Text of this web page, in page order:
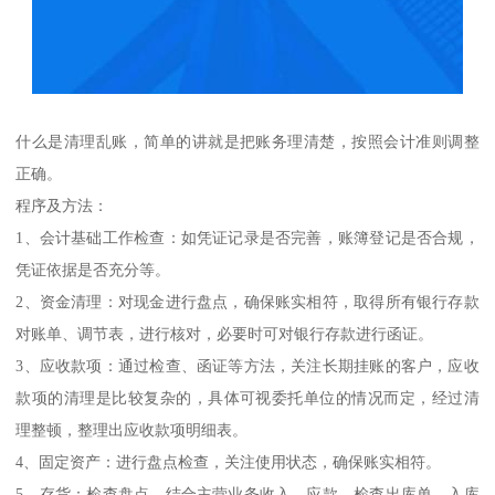
什么是清理乱账，简单的讲就是把账务理清楚，按照会计准则调整
正确。
程序及方法：
1、会计基础工作检查：如凭证记录是否完善，账簿登记是否合规，
凭证依据是否充分等。
2、资金清理：对现金进行盘点，确保账实相符，取得所有银行存款
对账单、调节表，进行核对，必要时可对银行存款进行函证。
3、应收款项：通过检查、函证等方法，关注长期挂账的客户，应收
款项的清理是比较复杂的，具体可视委托单位的情况而定，经过清
理整顿，整理出应收款项明细表。
4、固定资产：进行盘点检查，关注使用状态，确保账实相符。